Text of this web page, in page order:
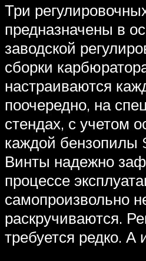
Три
предназначены в
заводской
сборки
настраиваются
поочередно, на
стендах, с учетом
каждой бензопилы
Винты надежно
процессе
самопроизвольно
раскручиваются.
требуется редко. А